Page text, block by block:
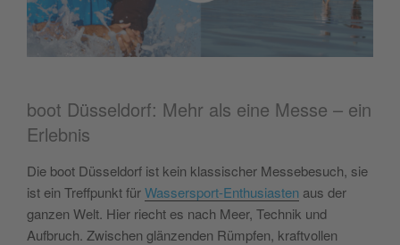
boot Düsseldorf: Mehr als eine Messe – ein
Erlebnis
Die boot Düsseldorf ist kein klassischer Messebesuch, sie
ist ein Treffpunkt fürWassersport-Enthusiasten aus der
ganzen Welt. Hier riecht es nach Meer, Technik und
Aufbruch. Zwischen glänzenden Rümpfen, kraftvollen